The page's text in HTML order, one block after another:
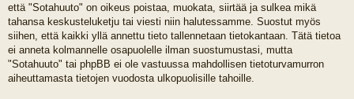
että "Sotahuuto" on oikeus poistaa, muokata, siirtää ja sulkea mikä
tahansa keskusteluketju tai viesti niin halutessamme. Suostut myös
siihen, että kaikki yllä annettu tieto tallennetaan tietokantaan. Tätä tietoa
ei anneta kolmannelle osapuolelle ilman suostumustasi, mutta
"Sotahuuto" tai phpBB ei ole vastuussa mahdollisen tietoturvamurron
aiheuttamasta tietojen vuodosta ulkopuolisille tahoille.